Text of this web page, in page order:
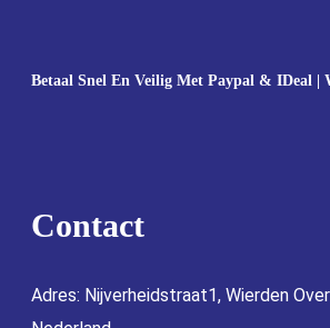
Betaal Snel En Veilig Met Paypal & IDeal |
Contact
Adres: Nijverheidstraat1, Wierden